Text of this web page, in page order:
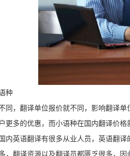
种
同，翻译单位报价就不同，影响翻译
更多的优惠，而小语种在国内翻译价
内英语翻译有很多从业人员，英语翻
，翻译资源以及翻译员都匮乏很多，